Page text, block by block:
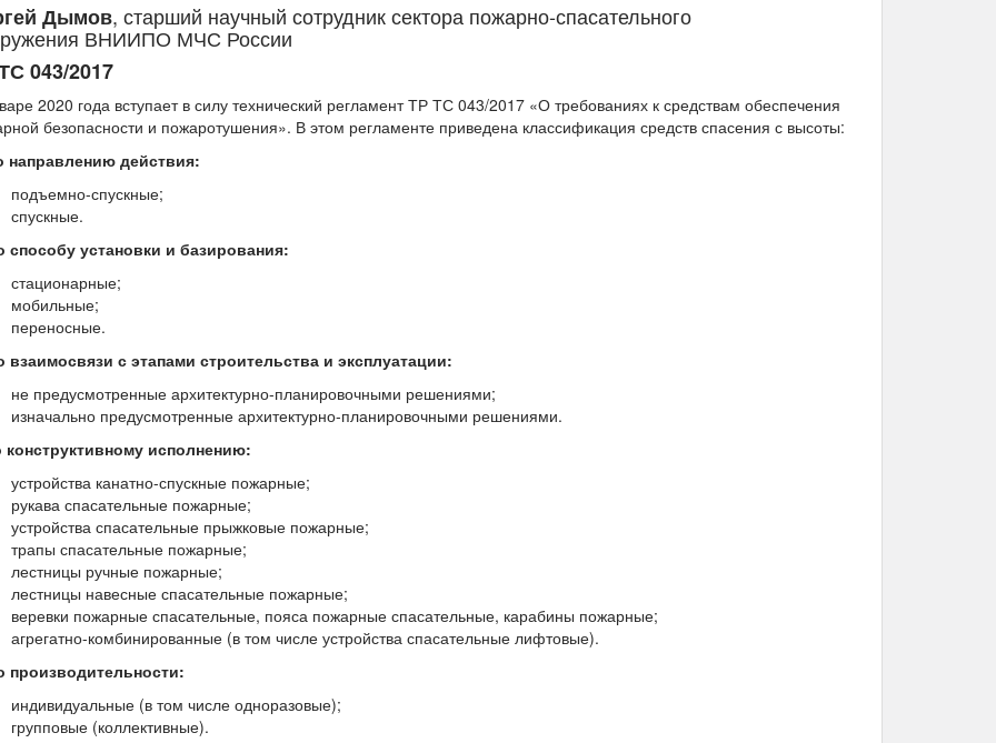
Дымов, старший научный сотрудник сектора пожарно-спасательного
ВНИИПО МЧС России
043/2017
2020 года вступает в силу технический регламент ТР ТС 043/2017 «О требованиях к средствам обеспечения
безопасности и пожаротушения». В этом регламенте приведена классификация средств спасения с высоты:
направлению действия:
подъемно-спускные;
спускные.
способу установки и базирования:
стационарные;
мобильные;
переносные.
взаимосвязи с этапами строительства и эксплуатации:
не предусмотренные архитектурно-планировочными решениями;
изначально предусмотренные архитектурно-планировочными решениями.
конструктивному исполнению:
устройства канатно-спускные пожарные;
рукава спасательные пожарные;
устройства спасательные прыжковые пожарные;
трапы спасательные пожарные;
лестницы ручные пожарные;
лестницы навесные спасательные пожарные;
веревки пожарные спасательные, пояса пожарные спасательные, карабины пожарные;
агрегатно-комбинированные (в том числе устройства спасательные лифтовые).
производительности:
индивидуальные (в том числе одноразовые);
групповые (коллективные).